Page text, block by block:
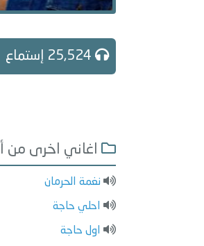
اغاني اخرى من
نغمة الحرمان
احلي حاجة
اول حاجة